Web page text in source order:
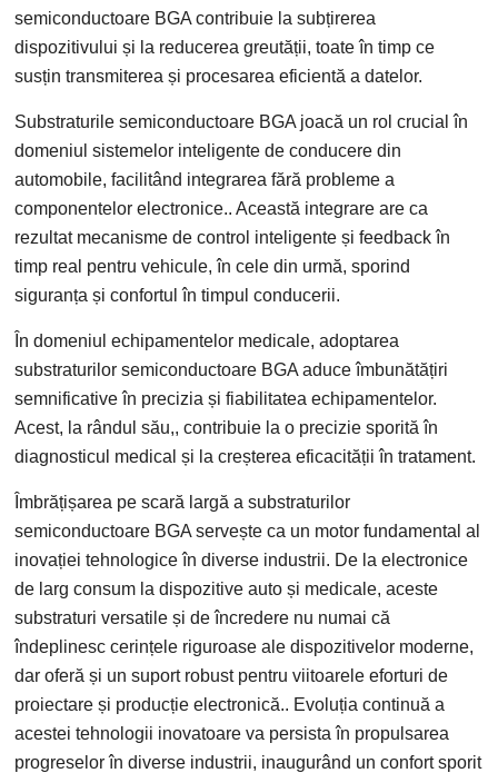
semiconductoare BGA contribuie la subțirerea
dispozitivului și la reducerea greutății, toate în timp ce
susțin transmiterea și procesarea eficientă a datelor.
Substraturile semiconductoare BGA joacă un rol crucial în
domeniul sistemelor inteligente de conducere din
automobile, facilitând integrarea fără probleme a
componentelor electronice.. Această integrare are ca
rezultat mecanisme de control inteligente și feedback în
timp real pentru vehicule, în cele din urmă, sporind
siguranța și confortul în timpul conducerii.
În domeniul echipamentelor medicale, adoptarea
substraturilor semiconductoare BGA aduce îmbunătățiri
semnificative în precizia și fiabilitatea echipamentelor.
Acest, la rândul său,, contribuie la o precizie sporită în
diagnosticul medical și la creșterea eficacității în tratament.
Îmbrățișarea pe scară largă a substraturilor
semiconductoare BGA servește ca un motor fundamental al
inovației tehnologice în diverse industrii. De la electronice
de larg consum la dispozitive auto și medicale, aceste
substraturi versatile și de încredere nu numai că
îndeplinesc cerințele riguroase ale dispozitivelor moderne,
dar oferă și un suport robust pentru viitoarele eforturi de
proiectare și producție electronică.. Evoluția continuă a
acestei tehnologii inovatoare va persista în propulsarea
progreselor în diverse industrii, inaugurând un confort sporit